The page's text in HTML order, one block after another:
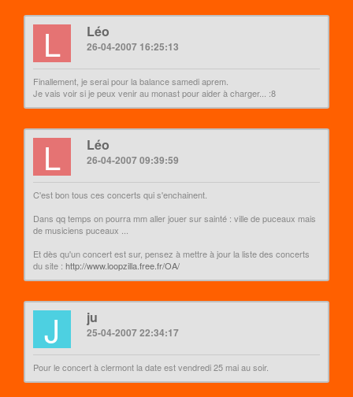
L Léo
26-04-2007 16:25:13
Finallement, je serai pour la balance samedi aprem.
Je vais voir si je peux venir au monast pour aider à charger... :8
L Léo
26-04-2007 09:39:59
C'est bon tous ces concerts qui s'enchainent.
Dans qq temps on pourra mm aller jouer sur sainté : ville de puceaux mais
de musiciens puceaux ...
Et dès qu'un concert est sur, pensez à mettre à jour la liste des concerts
du site : http://www.loopzilla.free.fr/OA/
J ju
25-04-2007 22:34:17
Pour le concert à clermont la date est vendredi 25 mai au soir.